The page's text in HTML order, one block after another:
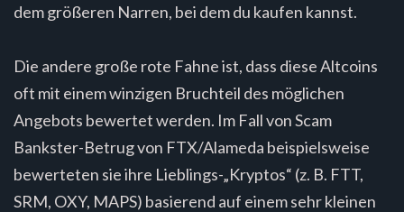
dem größeren Narren, bei dem du kaufen kannst.
Die andere große rote Fahne ist, dass diese Altcoins
oft mit einem winzigen Bruchteil des möglichen
Angebots bewertet werden. Im Fall von Scam
Bankster-Betrug von FTX/Alameda beispielsweise
bewerteten sie ihre Lieblings-„Kryptos“ (z. B. FTT,
SRM, OXY, MAPS) basierend auf einem sehr kleinen